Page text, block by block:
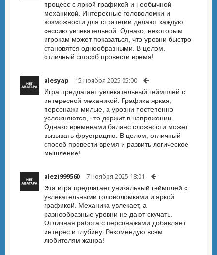
процесс с яркой графикой и необычной
механикой. Интересные головоломки и
возможности для стратегии делают каждую
сессию увлекательной. Однако, некоторым
игрокам может показаться, что уровни быстро
становятся однообразными. В целом,
отличный способ провести время!
alesyap 15 ноября 2025 05:00
Игра предлагает увлекательный геймплей с
интересной механикой. Графика яркая,
персонажи милые, а уровни постепенно
усложняются, что держит в напряжении.
Однако временами баланс сложности может
вызывать фрустрацию. В целом, отличный
способ провести время и развить логическое
мышление!
alezi999560 7 ноября 2025 18:01
Эта игра предлагает уникальный геймплей с
увлекательными головоломками и яркой
графикой. Механика увлекает, а
разнообразные уровни не дают скучать.
Отличная работа с персонажами добавляет
интерес и глубину. Рекомендую всем
любителям жанра!